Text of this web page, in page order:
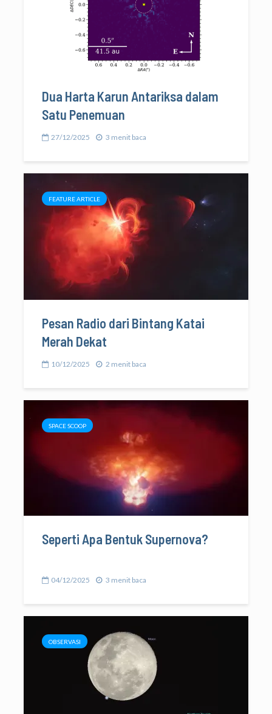
Dua Harta Karun Antariksa dalam
Satu Penemuan
27/12/2025 3 menit baca
FEATURE ARTICLE
Pesan Radio dari Bintang Katai
Merah Dekat
10/12/2025 2 menit baca
SPACE SCOOP
Seperti Apa Bentuk Supernova?
04/12/2025 3 menit baca
OBSERVASI